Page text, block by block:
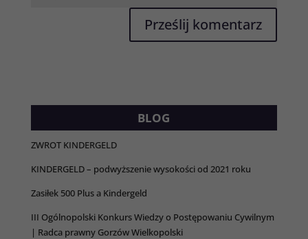
BLOG
ZWROT KINDERGELD
KINDERGELD – podwyższenie wysokości od 2021 roku
Zasiłek 500 Plus a Kindergeld
III Ogólnopolski Konkurs Wiedzy o Postępowaniu Cywilnym
| Radca prawny Gorzów Wielkopolski